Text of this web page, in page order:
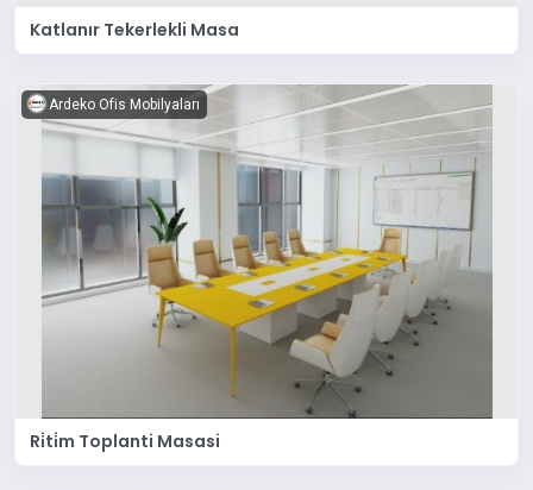
Katlanır Tekerlekli Masa
Ardeko Ofis Mobilyaları
Ri̇ti̇m Toplanti Masasi